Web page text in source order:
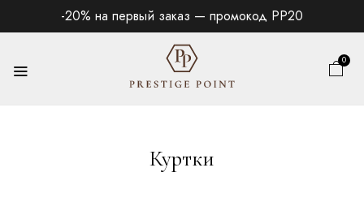
-20% на первый заказ — промокод PP20
0
Куртки